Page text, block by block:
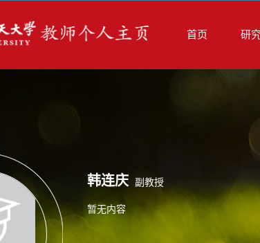
首页 研
韩连庆 副教授
暂无内容